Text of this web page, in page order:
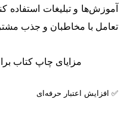
آموزش‌ها و تبلیغات استفاده
تعامل با مخاطبان و جذب
مزایای چاپ کتاب
✅ افزایش اعتبار حرفه‌ای